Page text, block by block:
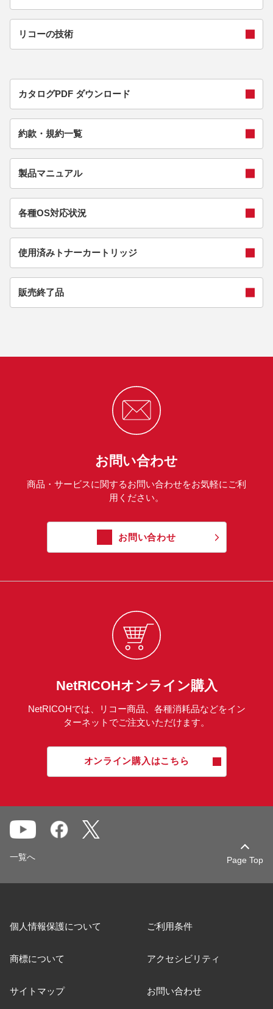
リコーの技術
カタログPDF ダウンロード
約款・規約一覧
製品マニュアル
各種OS対応状況
使用済みトナーカートリッジ
販売終了品
お問い合わせ
商品・サービスに関するお問い合わせをお気軽にご利
用ください。
お問い合わせ
NetRICOHオンライン購入
NetRICOHでは、リコー商品、各種消耗品などをイン
ターネットでご注文いただけます。
オンライン購入はこちら
Page Top
一覧へ
個人情報保護について ご利用条件
商標について アクセシビリティ
サイトマップ お問い合わせ